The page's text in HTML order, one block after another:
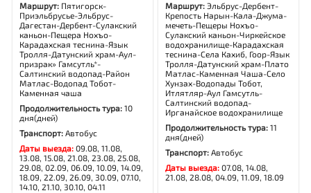
Маршрут: Пятигорск-
Приэльбрусье-Эльбрус-
Дагестан-Дербент-Сулакский
каньон-Пещера Нохъо-
Карадахская теснина-Язык
Тролля-Датунский храм-Аул-
призрак» Гамсутль*-
Салтинский водопад-Район
Матлас-Водопад Тобот-
Каменная чаша
Продолжительность тура:10
дня(дней)
Транспорт:Автобус
Даты выезда:09.08, 11.08,
13.08, 15.08, 21.08, 23.08, 25.08,
29.08, 02.09, 06.09, 10.09, 14.09,
18.09, 22.09, 26.09, 30.09, 07.10,
14.10, 21.10, 30.10, 04.11
Маршрут:Эльбрус-Дербент-
Крепость Нарын-Кала-Джума-
мечеть-Пещеры Нохъо-
Сулакский каньон-Чиркейское
водохранилище-Карадахская
теснина-Села Кахиб, Гоор-Язык
Тролля-Датунский храм-Плато
Матлас-Каменная Чаша-Село
Хунзах-Водопады Тобот,
Итлятляр-Аул Гамсутль-
Салтинский водопад-
Ирганайское водохранилище
Продолжительность тура:11
дня(дней)
Транспорт:Автобус
Даты выезда:07.08, 14.08,
21.08, 28.08, 04.09, 11.09, 18.09